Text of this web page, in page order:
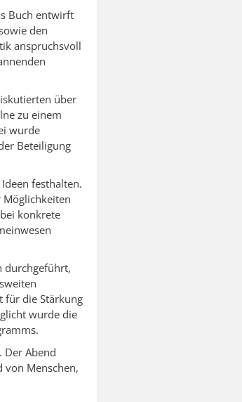
Buch entwirft
den
anspruchsvoll
über
zu einem
wurde
Beteiligung
festhalten.
konkrete
durchgeführt,
für die Stärkung
wurde die
Der Abend
Menschen,